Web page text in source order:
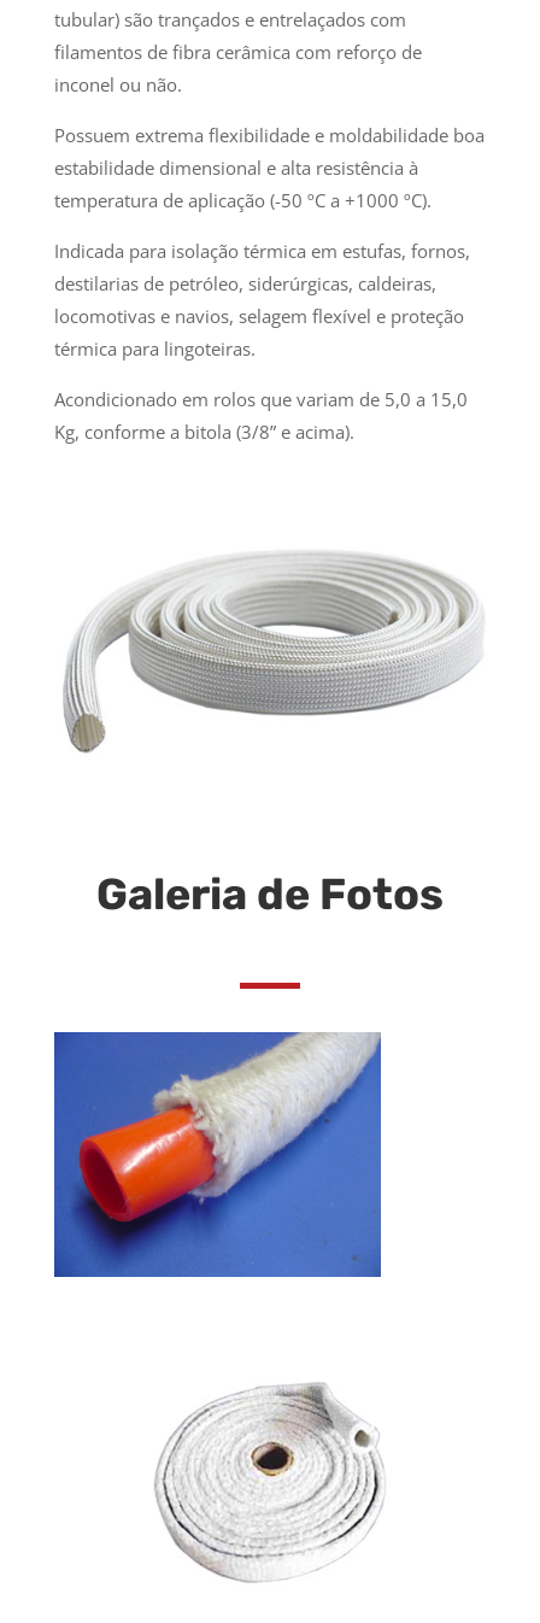
tubular) são trançados e entrelaçados com
filamentos de fibra cerâmica com reforço de
inconel ou não.
Possuem extrema flexibilidade e moldabilidade boa
estabilidade dimensional e alta resistência à
temperatura de aplicação (-50 ºC a +1000 ºC).
Indicada para isolação térmica em estufas, fornos,
destilarias de petróleo, siderúrgicas, caldeiras,
locomotivas e navios, selagem flexível e proteção
térmica para lingoteiras.
Acondicionado em rolos que variam de 5,0 a 15,0
Kg, conforme a bitola (3/8” e acima).
Galeria de Fotos